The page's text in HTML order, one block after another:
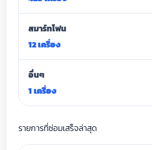
สมาร์ทโฟน
12 เครื่อง
อื่นๆ
1 เครื่อง
รายการที่ซ่อมเสร็จล่าสุด